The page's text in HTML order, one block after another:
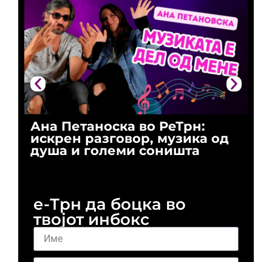
Ана Петаноска во РеТрн:
искрен разговор, музика од
душа и големи соништа
е-Трн да боцка во
твојот инбокс